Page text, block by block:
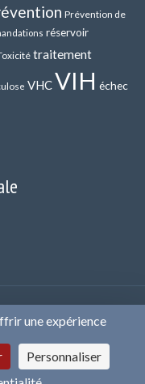
Prévention de
réservoir
traitement
VHCVIH échec
Mentions
d’intérêts
une expérience
Personnaliser